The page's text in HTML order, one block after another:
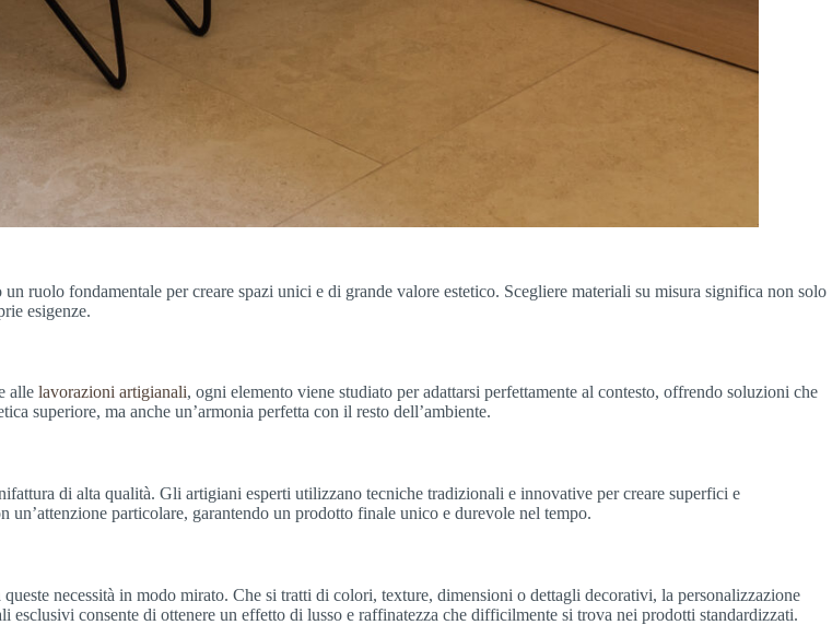
un ruolo fondamentale per creare spazi unici e di grande valore estetico. Scegliere materiali su misura significa non solo
esigenze.
alle lavorazioni artigianali, ogni elemento viene studiato per adattarsi perfettamente al contesto, offrendo soluzioni che
superiore, ma anche un’armonia perfetta con il resto dell’ambiente.
di alta qualità. Gli artigiani esperti utilizzano tecniche tradizionali e innovative per creare superfici e
particolare, garantendo un prodotto finale unico e durevole nel tempo.
necessità in modo mirato. Che si tratti di colori, texture, dimensioni o dettagli decorativi, la personalizzazione
consente di ottenere un effetto di lusso e raffinatezza che difficilmente si trova nei prodotti standardizzati.